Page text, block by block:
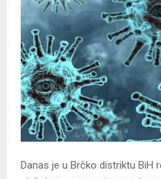
Danas je u Brčko distriktu BiH